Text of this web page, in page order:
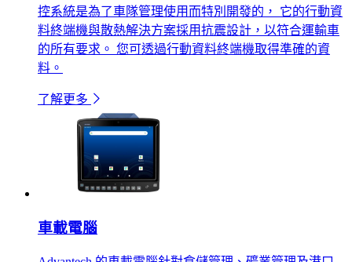
控系統是為了車隊管理使用而特別開發的， 它的行動資
料終端機與散熱解決方案採用抗震設計，以符合運輸車
的所有要求。 您可透過行動資料終端機取得準確的資
料。
了解更多
車載電腦